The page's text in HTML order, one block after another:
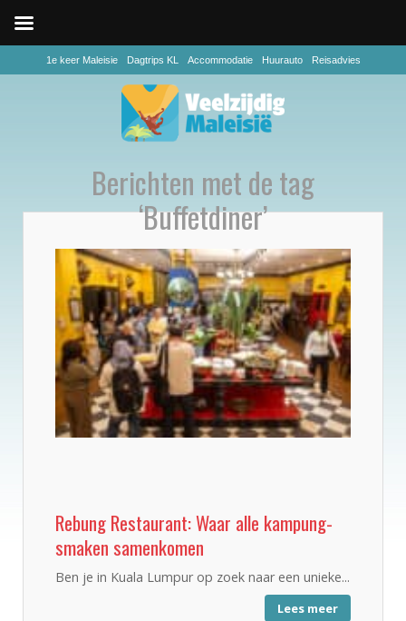
1e keer Maleisie Dagtrips KL Accommodatie Huurauto Reisadvies
Berichten met de tag
‘Buffetdiner’
Rebung Restaurant: Waar alle kampung-
smaken samenkomen
Ben je in Kuala Lumpur op zoek naar een unieke...
Lees meer